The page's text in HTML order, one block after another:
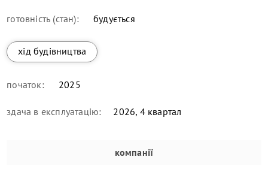
готовність (стан): будується
хід будівництва
початок: 2025
здача в експлуатацію: 2026, 4 квартал
компанії